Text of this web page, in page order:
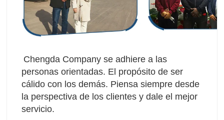
Chengda Company se adhiere a las
personas orientadas. El propósito de ser
cálido con los demás. Piensa siempre desde
la perspectiva de los clientes y dale el mejor
servicio.